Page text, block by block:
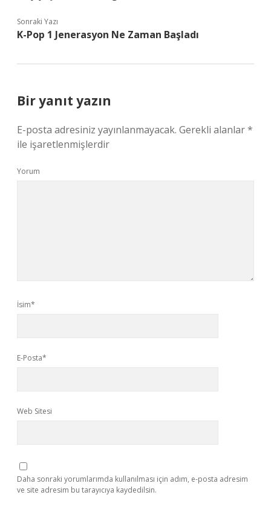
Sonraki Yazı
K-Pop 1 Jenerasyon Ne Zaman Başladı
Bir yanıt yazın
E-posta adresiniz yayınlanmayacak. Gerekli alanlar*
ile işaretlenmişlerdir
Yorum
İsim*
E-Posta*
Web Sitesi
Daha sonraki yorumlarımda kullanılması için adım, e-posta adresim
ve site adresim bu tarayıcıya kaydedilsin.